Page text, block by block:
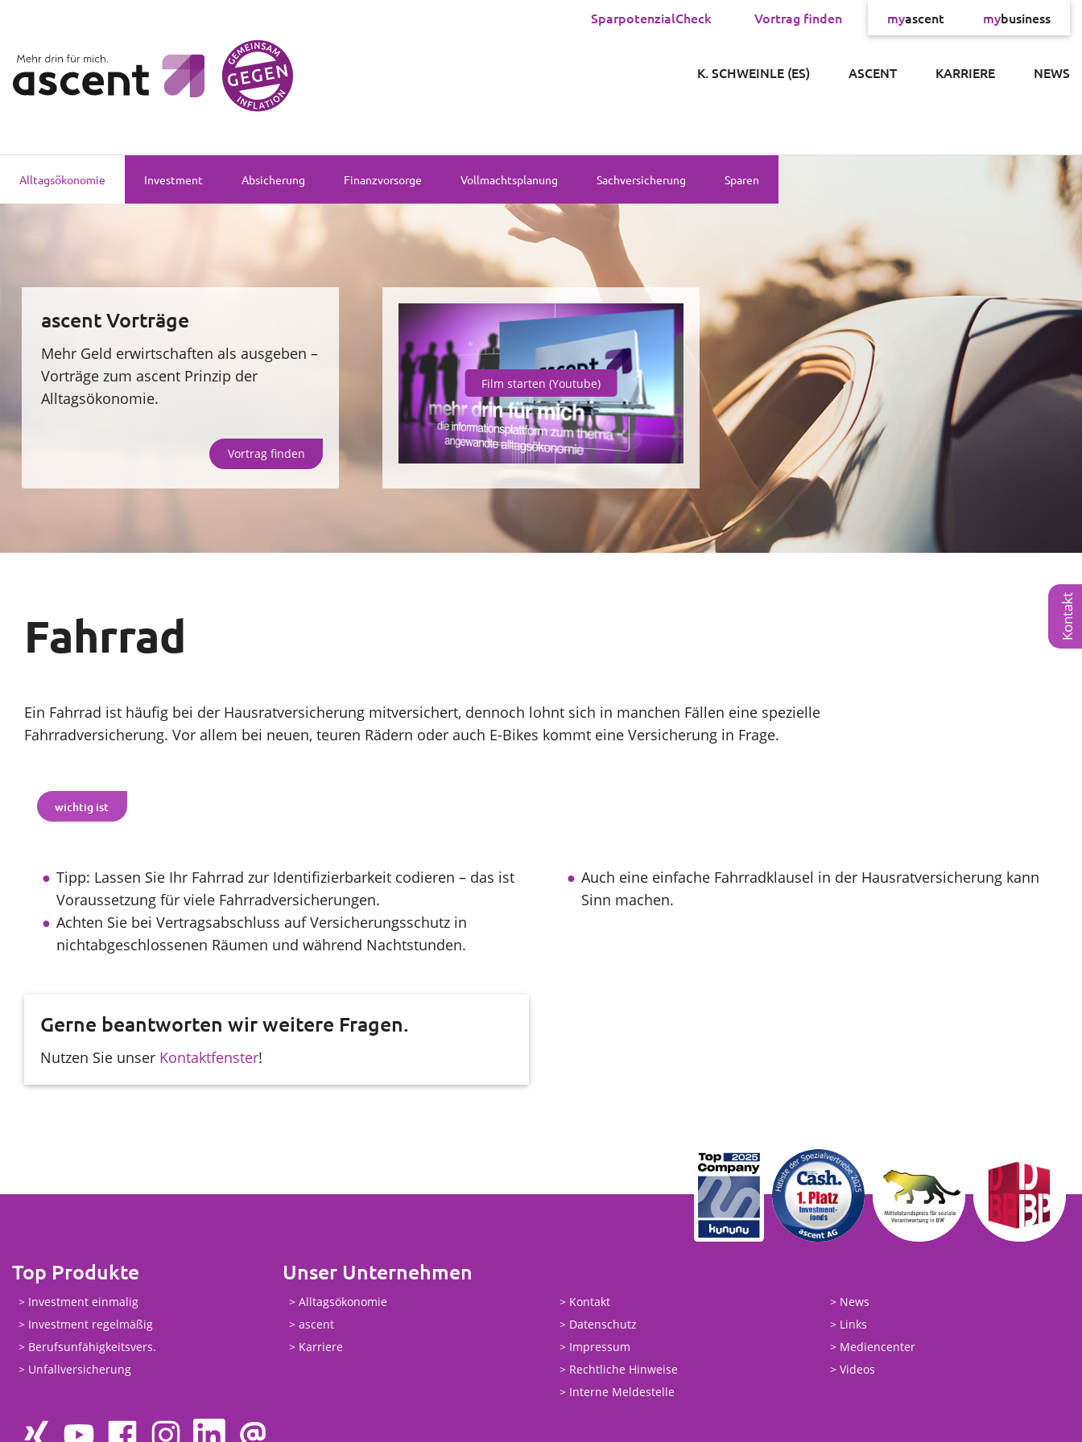
SparpotenzialCheck Vortrag finden myascent mybusiness
K. SCHWEINLE (ES) ASCENT KARRIERE NEWS
×
Investment
Sachversicherung
Sparen
Vortrag finden
Alltagsökonomie Investment Absicherung Finanzvorsorge Vollmachtsplanung Sachversicherung Sparen
ascent Vorträge
Mehr Geld erwirtschaften als ausgeben –
Vorträge zum ascent Prinzip der
Alltagsökonomie.
Vortrag finden
Film starten (Youtube)
Fahrrad
Ein Fahrrad ist häufig bei der Hausratversicherung mitversichert, dennoch lohnt sich in manchen Fällen eine spezielle
Fahrradversicherung. Vor allem bei neuen, teuren Rädern oder auch E-Bikes kommt eine Versicherung in Frage.
wichtig ist
Tipp: Lassen Sie Ihr Fahrrad zur Identifizierbarkeit codieren – das ist
Voraussetzung für viele Fahrradversicherungen.
Achten Sie bei Vertragsabschluss auf Versicherungsschutz in
nichtabgeschlossenen Räumen und während Nachtstunden.
Auch eine einfache Fahrradklausel in der Hausratversicherung kann
Sinn machen.
Gerne beantworten wir weitere Fragen.
Nutzen Sie unser Kontaktfenster!
Kontakt
Top Produkte
Investment einmalig
Investment regelmäßig
Berufsunfähigkeitsvers.
Unfallversicherung
Unser Unternehmen
Alltagsökonomie
ascent
Karriere
Kontakt
Datenschutz
Impressum
Rechtliche Hinweise
Interne Meldestelle
News
Links
Mediencenter
Videos